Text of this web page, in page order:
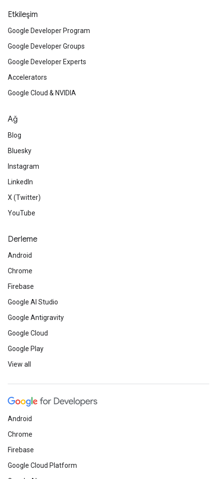
Etkileşim
Google Developer Program
Google Developer Groups
Google Developer Experts
Accelerators
Google Cloud & NVIDIA
Ağ
Blog
Bluesky
Instagram
LinkedIn
X (Twitter)
YouTube
Derleme
Android
Chrome
Firebase
Google AI Studio
Google Antigravity
Google Cloud
Google Play
View all
Android
Chrome
Firebase
Google Cloud Platform